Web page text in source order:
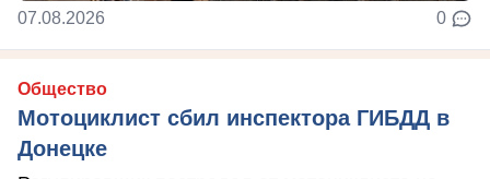
07.08.2026 0
Общество
Мотоциклист сбил инспектора ГИБДД в
Донецке